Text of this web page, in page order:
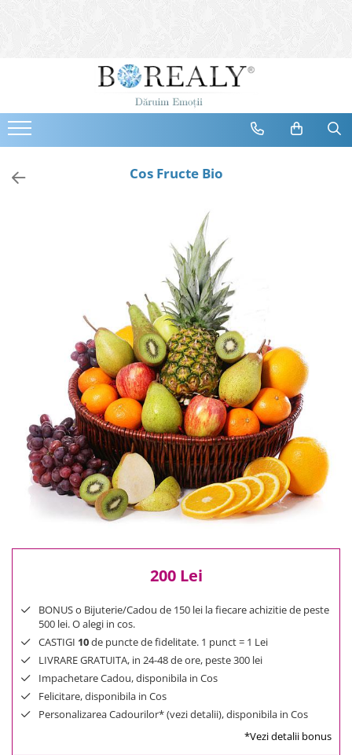
Bijuterii
Cercei
Bratari
Coliere
Bijuterii Mirese
Cele mai noi
Cele mai vandute
Cele mai votate
Cu video
Pret
0 Lei - 100 Lei
100 Lei - 200 Lei
300 Lei - 500 Lei
Cos Fructe Bio
200 Lei
BONUS o Bijuterie/Cadou de 150 lei la fiecare achizitie de peste
500 lei. O alegi in cos.
CASTIGI 10de puncte de fidelitate. 1 punct = 1 Lei
LIVRARE GRATUITA, in 24-48 de ore, peste 300 lei
Impachetare Cadou, disponibila in Cos
Felicitare, disponibila in Cos
Personalizarea Cadourilor* (vezi detalii), disponibila in Cos
*Vezi detalii bonus